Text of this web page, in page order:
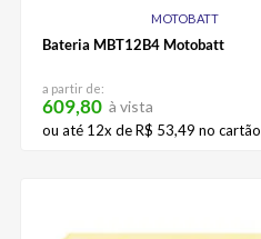
MOTOBATT
Bateria MBT12B4 Motobatt
a partir de:
609,80 à vista
ou até 12x deR$ 53,49 no cartão